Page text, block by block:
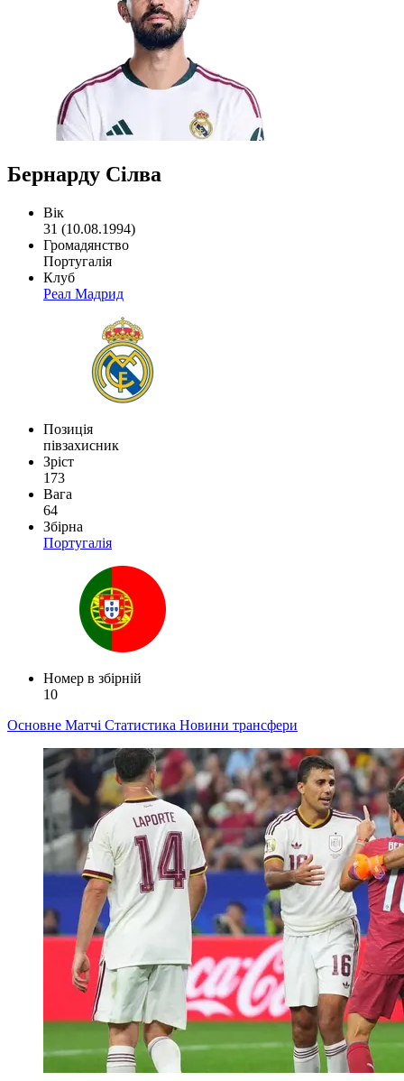
Бернарду Сілва
Вік
31 (10.08.1994)
Громадянство
Португалія
Клуб
Реал Мадрид
Позиція
півзахисник
Зріст
173
Вага
64
Збірна
Португалія
Номер в збірній
10
Основне Матчі Статистика Новини трансфери